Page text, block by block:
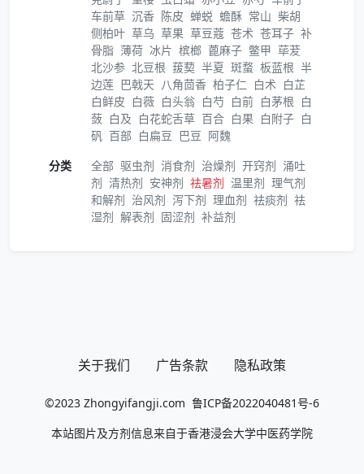
车前草 沉香 陈皮 蝉蜕 蟾酥 常山 柴胡
侧柏叶 草乌 草果 草豆蔻 苍术 苍耳子 补
骨脂 薄荷 冰片 槟榔 蓖麻子 鳖甲 荜茇
北沙参 北豆根 菝葜 半夏 斑蝥 板蓝根 半
边莲 巴戟天 八角茴香 柏子仁 白术 白芷
白鲜皮 白薇 白头翁 白芍 白前 白茅根 白
蔹 白及 白花蛇舌草 百合 白果 白附子 白
矾 百部 白扁豆 巴豆 阿魏
分类
全部 驱虫剂 消食剂 治燥剂 开窍剂 涌吐
剂 清热剂 安神剂 祛暑剂 温里剂 理气剂
和解剂 治风剂 泻下剂 理血剂 祛痰剂 祛
湿剂 解表剂 固涩剂 补益剂
关于我们 广告条款 隐私政策
©2023 Zhongyifangji.com 鲁ICP备2022040481号-6
本站图片及方剂信息来自于香港浸会大学中医药学院